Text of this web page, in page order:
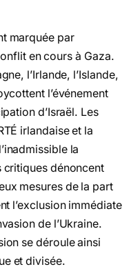
marquée par
en cours à Gaza.
l’Irlande, l’Islande,
l’événement
d’Israël. Les
irlandaise et la
la
critiques dénoncent
mesures de la part
l’exclusion immédiate
de l’Ukraine.
se déroule ainsi
et divisée.